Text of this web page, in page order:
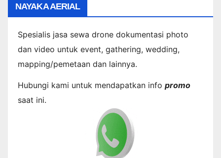
NAYAKA AERIAL
Spesialis jasa sewa drone dokumentasi photo
dan video untuk event, gathering, wedding,
mapping/pemetaan dan lainnya.
Hubungi kami untuk mendapatkan info promo
saat ini.